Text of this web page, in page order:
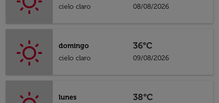
cielo claro
08/08/2026
domingo
cielo claro
36°C
09/08/2026
lunes
38°C